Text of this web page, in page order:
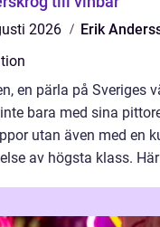
2026
Erik
en pärla på Sveriges
bara med sina
utan även med en
av högsta klass.